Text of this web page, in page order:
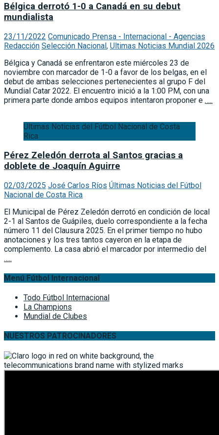
Bélgica derrotó 1-0 a Canadá en su debut
mundialista
23/11/2022 Comunicado Prensa - Internacional - Agencias
Redacción Selección Nacional, Ultimas Noticias Mundial 2026
Bélgica y Canadá se enfrentaron este miércoles 23 de
noviembre con marcador de 1-0 a favor de los belgas, en el
debut de ambas selecciones pertenecientes al grupo F del
Mundial Catar 2022. El encuentro inició a la 1:00 PM, con una
primera parte donde ambos equipos intentaron proponer e …..
Últimas Noticias del Fútbol Nacional de Costa
Rica
Pérez Zeledón derrota al Santos gracias a
doblete de Joaquín Aguirre
02/03/2025 José Carlos Ríos Últimas Noticias del Fútbol
Nacional de Costa Rica
El Municipal de Pérez Zeledón derrotó en condición de local
2-1 al Santos de Guápiles, duelo correspondiente a la fecha
número 11 del Clausura 2025. En el primer tiempo no hubo
anotaciones y los tres tantos cayeron en la etapa de
complemento. La casa abrió el marcador por intermedio del
Menú Fútbol Internacional
Todo Fútbol Internacional
La Champions
Mundial de Clubes
NUESTROS PATROCINADORES